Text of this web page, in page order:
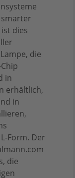
dies
die
in
erhältlich,
in
Form. Der
die